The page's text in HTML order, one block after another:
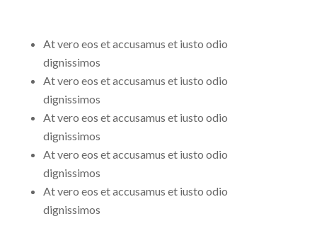
At vero eos et accusamus et iusto odio
dignissimos
At vero eos et accusamus et iusto odio
dignissimos
At vero eos et accusamus et iusto odio
dignissimos
At vero eos et accusamus et iusto odio
dignissimos
At vero eos et accusamus et iusto odio
dignissimos